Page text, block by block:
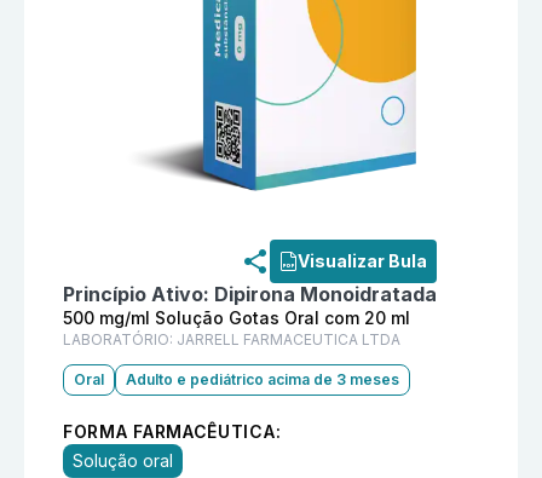
Informações detalhadas do produtoDodoy 500 mg/ml
Visualizar Bula
Princípio Ativo: Dipirona Monoidratada
500 mg/ml Solução Gotas Oral com 20 ml
LABORATÓRIO: JARRELL FARMACEUTICA LTDA
Oral Adulto e pediátrico acima de 3 meses
FORMA FARMACÊUTICA:
Solução oral